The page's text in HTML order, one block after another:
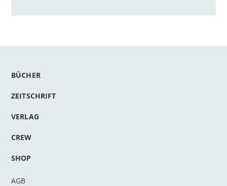
BÜCHER
ZEITSCHRIFT
VERLAG
CREW
SHOP
AGB